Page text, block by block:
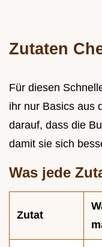
Zutaten
Für diesen
ihr nur Basics aus
darauf, dass die
damit sie sich
Was jede
Zutat